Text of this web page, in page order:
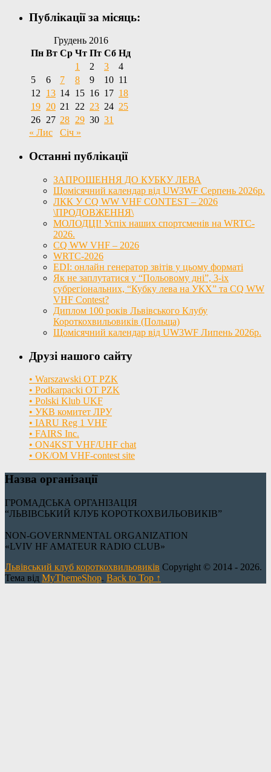
Публікації за місяць:
Грудень 2016
Пн Вт Ср Чт Пт Сб Нд
1
2 3
4
5
6 7 8 9 10 11
12 13 14 15 16 17 18
19 20 21 22 23 24 25
26 27 28 29 30 31
« Лис
Січ »
Останні публікації
ЗАПРОШЕННЯ ДО КУБКУ ЛЕВА
Щомісячний календар від UW3WF Серпень 2026р.
ЛКК У CQ WW VHF CONTEST – 2026
\ПРОДОВЖЕННЯ\
МОЛОДЦІ! Успіх наших спортсменів на WRTC-
2026.
CQ WW VHF – 2026
WRTC-2026
EDI: онлайн генератор звітів у цьому форматі
Як не заплутатися у “Польовому дні”, 3-іх
субрегіональних, “Кубку лева на УКХ” та CQ WW
VHF Contest?
Диплом 100 років Львівського Клубу
Короткохвильовиків (Польща)
Щомісячний календар від UW3WF Липень 2026р.
Друзі нашого сайту
• Warszawski OT PZK
• Podkarpacki OT PZK
• Polski Klub UKF
• УКВ комитет ЛРУ
• IARU Reg 1 VHF
• FAIRS Inc.
• ON4KST VHF/UHF chat
• OK/OM VHF-contest site
Назва організації
ГРОМАДСЬКА ОРГАНІЗАЦІЯ
“ЛЬВІВСЬКИЙ КЛУБ КОРОТКОХВИЛЬОВИКІВ”
NON-GOVERNMENTAL ORGANIZATION
«LVIV HF AMATEUR RADIO CLUB»
Львівський клуб короткохвильовиків Copyright © 2014 - 2026.
Тема від MyThemeShop. Back to Top ↑